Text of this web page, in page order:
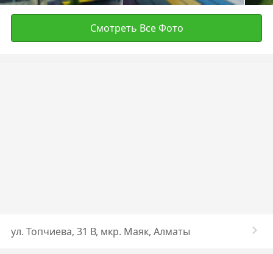
Смотреть Все Фото
ул. Топчиева, 31 В, мкр. Маяк, Алматы